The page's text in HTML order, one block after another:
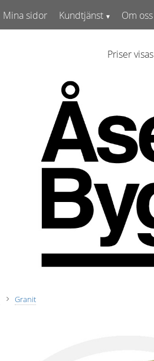
Priser visas
Mina sidor Kundtjänst Om oss
Granit